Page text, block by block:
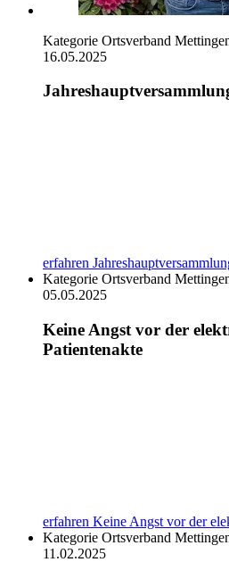
Kategorie Ortsverband
16.05.2025
erfahren
Kategorie Ortsverband
05.05.2025
Keine Angst vor der
Patientenakte
erfahren Keine Angst vor der
Kategorie Ortsverband
11.02.2025